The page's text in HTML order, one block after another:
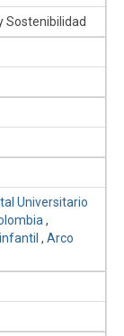
Sostenibilidad
Universitario
,
,Arco